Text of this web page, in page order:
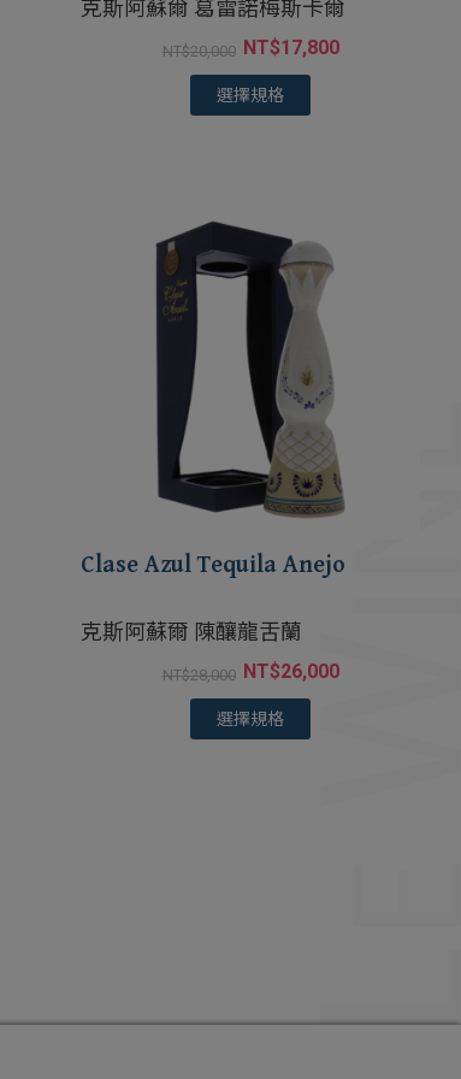
克斯阿蘇爾 葛雷諾梅斯卡爾
NT$20,000 NT$17,800
選擇規格
Clase Azul Tequila Anejo
克斯阿蘇爾 陳釀龍舌蘭
NT$28,000 NT$26,000
選擇規格